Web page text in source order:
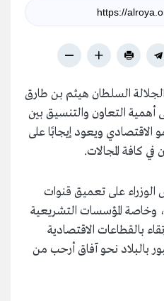
السلطان هيثم بن طارق
أهمية التعاون والتنسيق بين
الاقتصادي ويعود إيجابًا على
كافة المجالات.
على تعميق قنوات
وخاصة المؤسسات التشريعية
بالقطاعات الاقتصادية
بالبلاد نحو آفاق أرحب من